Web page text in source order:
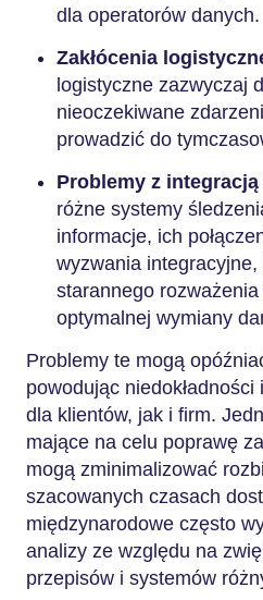
dla operatorów danych.
Zakłócenia
logistyczne zazwyczaj
nieoczekiwane
prowadzić do
Problemy z
różne systemy
informacje, ich
wyzwania
starannego
optymalnej wymiany
Problemy te mogą
powodując
dla klientów, jak i firm.
mające na celu poprawę
mogą zminimalizować
szacowanych czasach
międzynarodowe często
analizy ze względu na
przepisów i systemów